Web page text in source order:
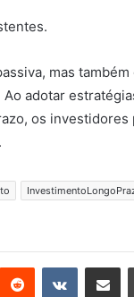
mas
adotar
os investidores